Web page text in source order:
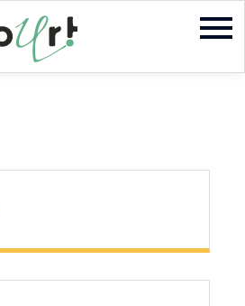
Aller
au
contenu